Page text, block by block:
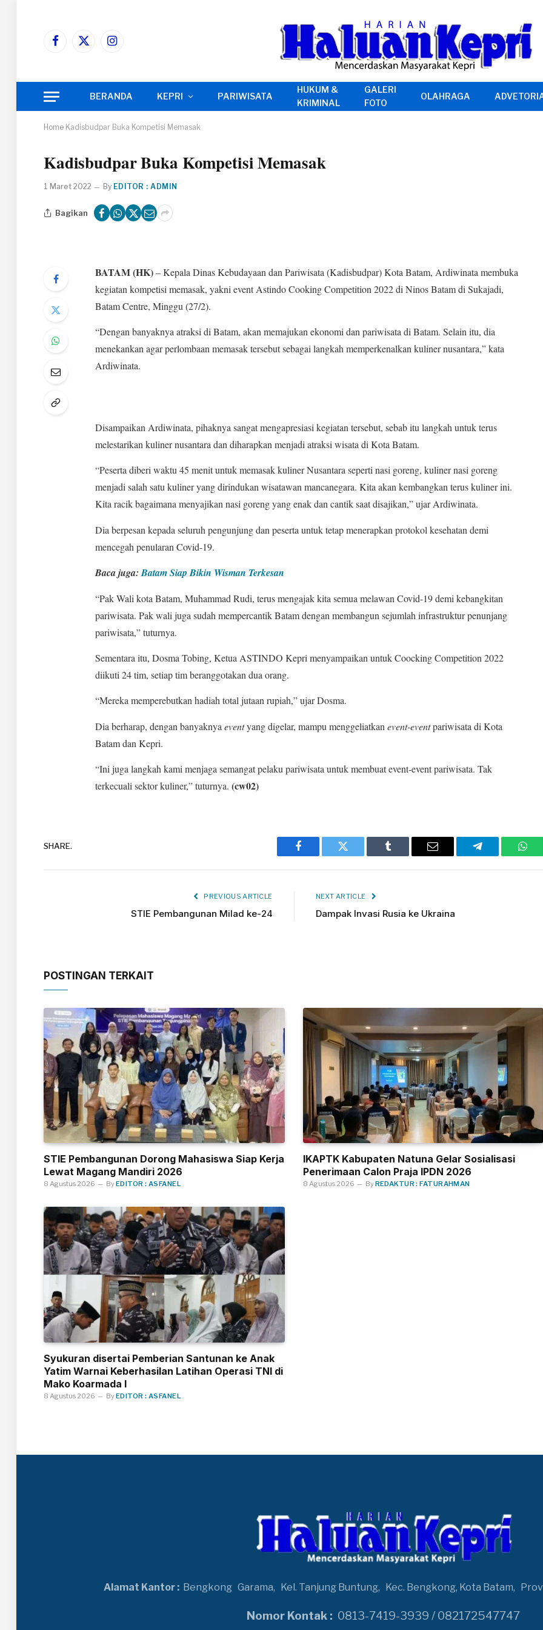
Facebook
X
Instagram
BERANDA KEPRI PARIWISATA
HUKUM &
KRIMINAL
GALERI
FOTO
OLAHRAGA
Home Kadisbudpar Buka Kompetisi Memasak
Kadisbudpar Buka Kompetisi Memasak
1 Maret 2022 By EDITOR : ADMIN
Bagikan
BATAM (HK)– Kepala Dinas Kebudayaan dan Pariwisata (Kadisbudpar) Kota Batam, Ardiwinata membuka
kegiatan kompetisi memasak, yakni event Astindo Cooking Competition 2022 di Ninos Batam di Sukajadi,
Batam Centre, Minggu (27/2).
“Dengan banyaknya atraksi di Batam, akan memajukan ekonomi dan pariwisata di Batam. Selain itu, dia
menekankan agar perlombaan memasak tersebut sebagai langkah memperkenalkan kuliner nusantara,” kata
Ardiwinata.
Disampaikan Ardiwinata, pihaknya sangat mengapresiasi kegiatan tersebut, sebab itu langkah untuk terus
melestarikan kuliner nusantara dan diharapkan menjadi atraksi wisata di Kota Batam.
“Peserta diberi waktu 45 menit untuk memasak kuliner Nusantara seperti nasi goreng, kuliner nasi goreng
menjadi salah satu kuliner yang dirindukan wisatawan mancanegara. Kita akan kembangkan terus kuliner ini.
Kita racik bagaimana menyajikan nasi goreng yang enak dan cantik saat disajikan,” ujar Ardiwinata.
Dia berpesan kepada seluruh pengunjung dan peserta untuk tetap menerapkan protokol kesehatan demi
mencegah penularan Covid-19.
Baca juga:Batam Siap Bikin Wisman Terkesan
“Pak Wali kota Batam, Muhammad Rudi, terus mengajak kita semua melawan Covid-19 demi kebangkitan
pariwisata. Pak wali juga sudah mempercantik Batam dengan membangun sejumlah infrastruktur penunjang
pariwisata,” tuturnya.
Sementara itu, Dosma Tobing, Ketua ASTINDO Kepri menyampaikan untuk Coocking Competition 2022
diikuti 24 tim, setiap tim beranggotakan dua orang.
“Mereka memperebutkan hadiah total jutaan rupiah,” ujar Dosma.
Dia berharap, dengan banyaknya eventyang digelar, mampu menggeliatkan event-eventpariwisata di Kota
Batam dan Kepri.
“Ini juga langkah kami menjaga semangat pelaku pariwisata untuk membuat event-event pariwisata. Tak
terkecuali sektor kuliner,” tuturnya. (cw02)
SHARE.
Facebook Twitter Tumblr Email Telegram
PREVIOUS ARTICLE
STIE Pembangunan Milad ke-24
NEXT ARTICLE
Dampak Invasi Rusia ke Ukraina
POSTINGAN TERKAIT
STIE Pembangunan Dorong Mahasiswa Siap Kerja
Lewat Magang Mandiri 2026
8 Agustus 2026 ByEDITOR : ASFANEL
IKAPTK Kabupaten Natuna Gelar Sosialisasi
Penerimaan Calon Praja IPDN 2026
8 Agustus 2026 ByREDAKTUR : FATURAHMAN
Syukuran disertai Pemberian Santunan ke Anak
Yatim Warnai Keberhasilan Latihan Operasi TNI di
Mako Koarmada I
8 Agustus 2026 ByEDITOR : ASFANEL
Alamat Kantor : Bengkong Garama, Kel. Tanjung Buntung, Kec. Bengkong, Kota Batam,
Nomor Kontak : 0813-7419-3939 / 082172547747